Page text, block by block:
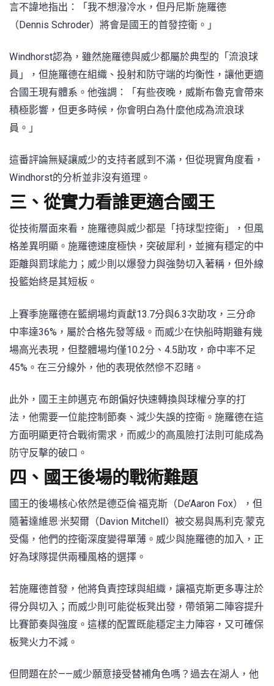
言不諱地指出：「我不想潑冷水，但丹尼斯·施羅德
（Dennis Schroder）將會是國王的首發控衛。」
Windhorst認為，雖然施羅德與威少都屬於典型的「流浪球
員」，但施羅德在組織、投射和防守端的均衡性，讓他更適
合國王現有體系。他強調：「有些夜晚，威斯布魯克會帶來
積極影響，但更多時候，你會明白為什麼他成為流浪球
員。」
這番評論無疑讓威少的支持者感到不滿，但從現實角度看，
Windhorst的分析並非沒有道理。
三、從實力看誰更適合國王
從技術層面來看，施羅德與威少都是「持球型控衛」，但風
格差異明顯。施羅德速度極快，突破犀利，並擁有穩定的中
距離與罰球能力；威少則以爆發力與強勢切入著稱，但外線
投籃始終是其短板。
上賽季施羅德在籃網場均貢獻13.7分與6.3次助攻，三分命
中率達36%，屬於合格先發等級。而威少在快船時期雖有幾
場高光表現，但整體場均僅10.2分、4.5助攻，命中率不足
45%。在三分線外，他的表現依然慘不忍睹。
此外，國王主帥邁克·布朗偏好快速轉換與球權分享的打
法，他需要一位能控制節奏、減少失誤的控衛。施羅德在這
方面明顯更符合戰術需求，而威少的高風險打法則可能成為
防守反擊的破口。
四、國王後場的戰術難題
國王的後場核心依然是德亞倫·福克斯（De’Aaron Fox），但
隨著達維恩·米契爾（Davion Mitchell）被交易與馬利克·蒙克
受傷，他們的控衛深度變得單薄。威少與施羅德的加入，正
好為球隊提供兩種風格的選擇。
若施羅德首發，他將負責控球與組織，讓福克斯更多專注於
得分與切入；而威少則可能從板凳出發，帶領第二陣容提升
比賽節奏與強度。這樣的配置既能穩定主力陣容，又可確保
板凳火力不減。
但問題在於——威少願意接受替補角色嗎？過去在湖人，他